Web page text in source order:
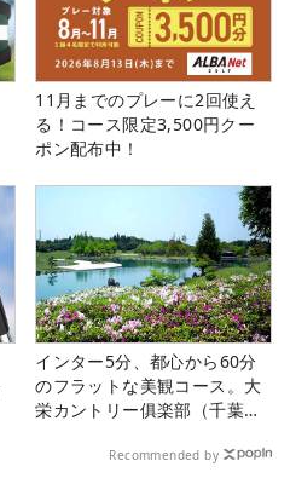
11月までのプレーに2回使え
る！コース限定3,500円クー
ポン配布中！
インター5分、都心から60分
のフラットな美観コース。大
栄カントリー俱楽部（千葉
Recommended by